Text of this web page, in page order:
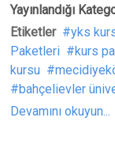
Yayınlandığı
Etiketler
yks
Paketleri
kurs
kursu
bahçelievler
Devamını okuyun...